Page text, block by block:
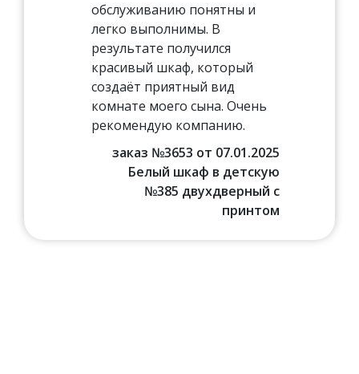
обслуживанию понятны и
легко выполнимы. В
результате получился
красивый шкаф, который
создаёт приятный вид
комнате моего сына. Очень
рекомендую компанию.
заказ №3653 от 07.01.2025
Белый шкаф в детскую
№385 двухдверный с
принтом